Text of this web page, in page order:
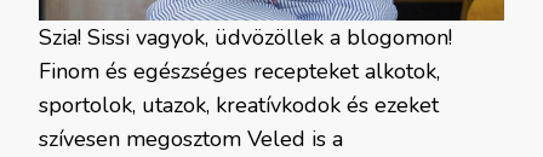
Szia! Sissi vagyok, üdvözöllek a blogomon!
Finom és egészséges recepteket alkotok,
sportolok, utazok, kreatívkodok és ezeket
szívesen megosztom Veled is a